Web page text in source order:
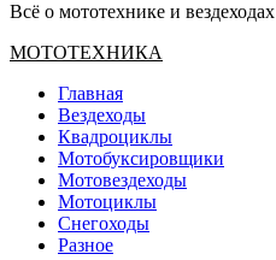
Всё о мототехнике и вездеходах
Основное
МОТОТЕХНИКА
Главная
Вездеходы
Квадроциклы
Мотобуксировщики
Мотовездеходы
Мотоциклы
Снегоходы
Разное